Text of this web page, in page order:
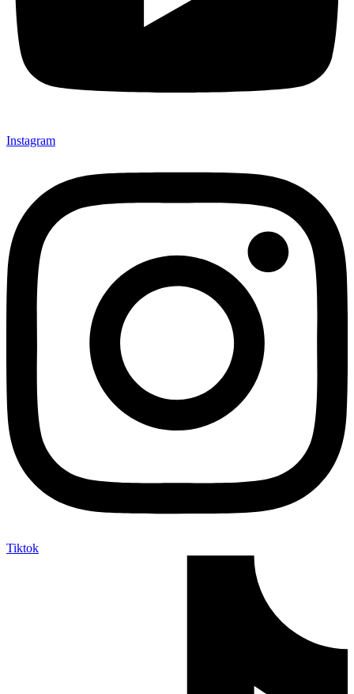
Instagram
Tiktok